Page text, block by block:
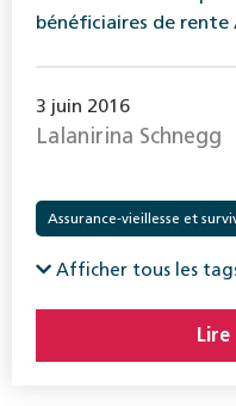
bénéficiaires de
3 juin 2016
Lalanirina Schnegg
Assurance-vieillesse et
Afficher tous les